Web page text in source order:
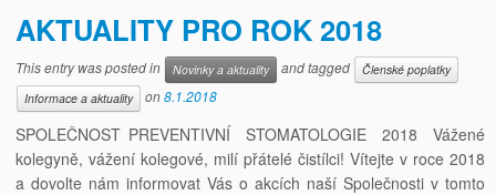
AKTUALITY PRO ROK 2018
This entry was posted in Novinky a aktuality and tagged
Členské poplatky
Informace a aktuality
on8.1.2018
SPOLEČNOST PREVENTIVNÍ STOMATOLOGIE 2018 Vážené
kolegyně, vážení kolegové, milí přátelé čistílci! Vítejte v roce 2018
a dovolte nám informovat Vás o akcích naší Společnosti v tomto